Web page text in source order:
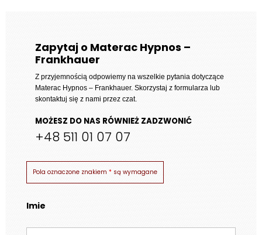
do
511 zł
Zapytaj o Materac Hypnos –
Frankhauer
Z przyjemnością odpowiemy na wszelkie pytania dotyczące
Materac Hypnos – Frankhauer. Skorzystaj z formularza lub
skontaktuj się z nami przez czat.
MOŻESZ DO NAS RÓWNIEŻ ZADZWONIĆ
+48 511 01 07 07
Pola oznaczone znakiem * są wymagane
Imie